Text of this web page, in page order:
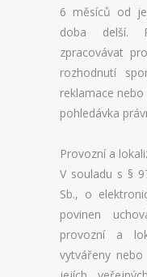
6 měsíců od
doba delší.
zpracovávat
rozhodnutí
reklamace
pohledávka
Provozní a
V souladu s §
Sb., o
povinen
provozní a
vytvářeny